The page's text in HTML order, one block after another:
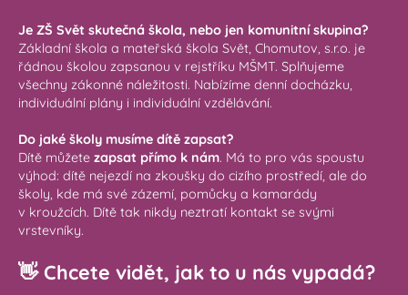
Je ZŠ Svět skutečná škola, nebo jen komunitní skupina?
Základní škola a mateřská škola Svět, Chomutov, s.r.o. je
řádnou školou zapsanou v rejstříku MŠMT. Splňujeme
všechny zákonné náležitosti. Nabízíme denní docházku,
individuální plány i individuální vzdělávání.
Do jaké školy musíme dítě zapsat?
Dítě můžete zapsat přímo k nám. Má to pro vás spoustu
výhod: dítě nejezdí na zkoušky do cizího prostředí, ale do
školy, kde má své zázemí, pomůcky a kamarády
v kroužcích. Dítě tak nikdy neztratí kontakt se svými
vrstevníky.
👋 Chcete vidět, jak to u nás vypadá?